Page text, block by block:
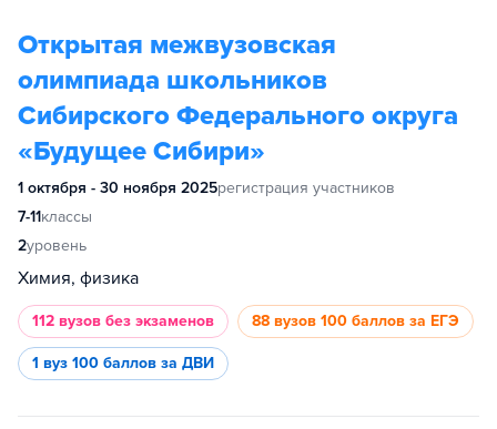
Открытая межвузовская
олимпиада школьников
Сибирского Федерального округа
«Будущее Сибири»
1 октября - 30 ноября 2025регистрация участников
7-11классы
2уровень
Химия, физика
112 вузов без экзаменов 88 вузов 100 баллов за ЕГЭ
1 вуз 100 баллов за ДВИ